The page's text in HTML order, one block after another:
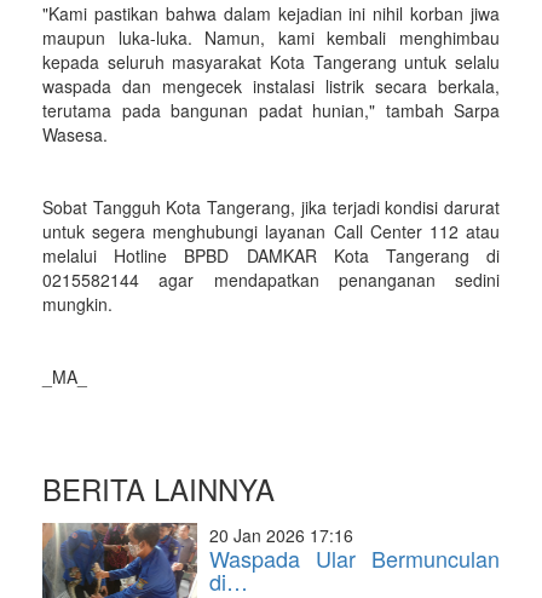
"Kami pastikan bahwa dalam kejadian ini nihil korban jiwa
maupun luka-luka. Namun, kami kembali menghimbau
kepada seluruh masyarakat Kota Tangerang untuk selalu
waspada dan mengecek instalasi listrik secara berkala,
terutama pada bangunan padat hunian," tambah Sarpa
Wasesa.
Sobat Tangguh Kota Tangerang, jika terjadi kondisi darurat
untuk segera menghubungi layanan Call Center 112 atau
melalui Hotline BPBD DAMKAR Kota Tangerang di
0215582144 agar mendapatkan penanganan sedini
mungkin.
_MA_
BERITA LAINNYA
20 Jan 2026 17:16
Waspada Ular Bermunculan
di…